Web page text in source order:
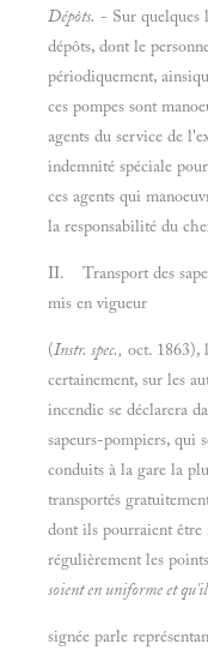
Dépôts. - Sur quelques
dépôts, dont le
périodiquement,
ces pompes sont
agents du service de
indemnité spéciale
ces agents qui
la responsabilité du
II. Transport des
mis en vigueur
(Instr. spec., oct. 1863),
certainement, sur les
incendie se déclarera
sapeurs-pompiers, qui
conduits à la gare la
transportés
dont ils pourraient être
régulièrement les
soient en uniforme et
signée parle